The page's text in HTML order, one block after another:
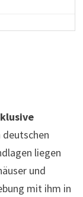
liegen
und
mit ihm in